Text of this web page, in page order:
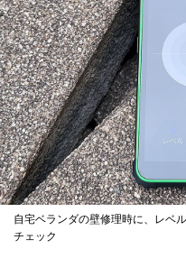
自宅ベランダの壁修理時に、レベ
チェック